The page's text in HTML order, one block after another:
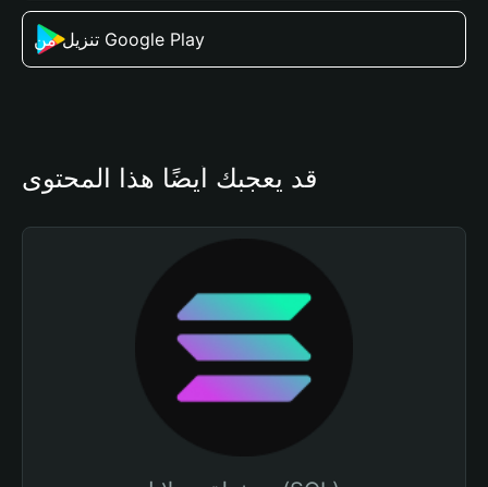
تنزيل من Google Play
قد يعجبك أيضًا هذا المحتوى